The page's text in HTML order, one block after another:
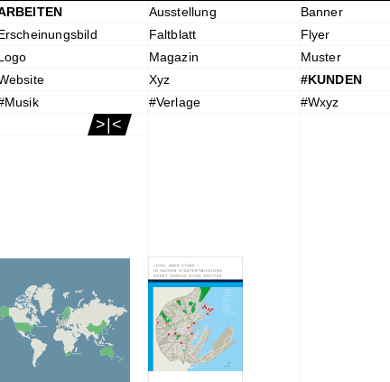
Ausstellung Banner
Faltblatt Flyer
Magazin Muster
Xyz #KUNDEN
#Verlage #Wxyz
>|<